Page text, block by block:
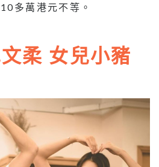
多萬港元不等。
柔 女兒小豬